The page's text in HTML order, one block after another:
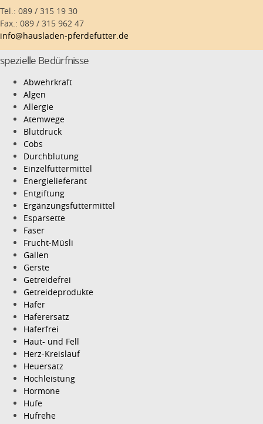
Tel.: 089 / 315 19 30
Fax.: 089 / 315 962 47
info@hausladen-pferdefutter.de
spezielle Bedürfnisse
Abwehrkraft
Algen
Allergie
Atemwege
Blutdruck
Cobs
Durchblutung
Einzelfuttermittel
Energielieferant
Entgiftung
Ergänzungsfuttermittel
Esparsette
Faser
Frucht-Müsli
Gallen
Gerste
Getreidefrei
Getreideprodukte
Hafer
Haferersatz
Haferfrei
Haut- und Fell
Herz-Kreislauf
Heuersatz
Hochleistung
Hormone
Hufe
Hufrehe